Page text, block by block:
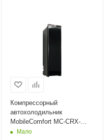
Компрессорный
автохолодильник
MobileComfort MC-CRX-
150(12/24/220V)
Мало